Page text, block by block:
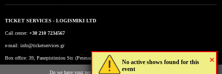
×
No active shows found for this
event
TICKET SERVICES - LOGISMIKI LTD
Call center: +30 210 7234567
e-mail: info@ticketservices.gr
Box office: 39, Panepistimiou Str. (Pesmazoglou Arc), Athens, Greece
Working hours: Mon-Fri: 9am-5pmDo we have your permission to store cookies to your